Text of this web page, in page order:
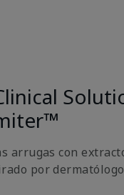
arrugas con
por